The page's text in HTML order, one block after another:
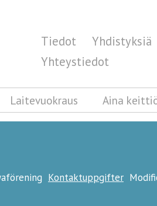
Tiedot Yhdistyksiä
Yhteystiedot
Laitevuokraus Aina
Kontaktuppgifter